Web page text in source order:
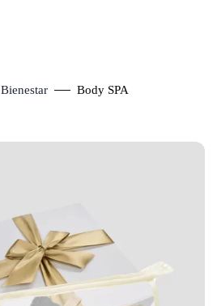
Bienestar Body SPA